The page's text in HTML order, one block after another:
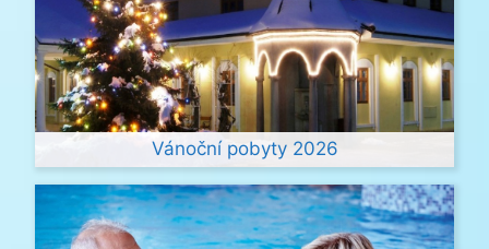
Vánoční pobyty 2026